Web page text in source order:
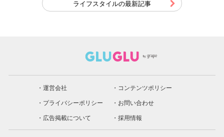
ライフスタイルの最新記事
運営会社
コンテンツポリシー
プライバシーポリシー
お問い合わせ
広告掲載について
採用情報